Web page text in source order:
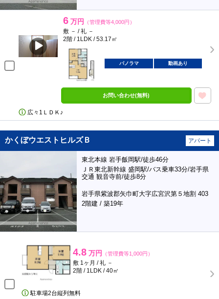
6 万円 （管理費等4,000円）
敷 － / 礼 －
2階 / 1LDK / 53.17㎡
パノラマ 動画あり
お問い合わせ(無料)
広々1ＬＤＫ♪
かくぼウエストヒルズＢ アパート
東北本線 岩手飯岡駅/徒歩46分
ＪＲ東北新幹線 盛岡駅/バス乗車33分/岩手県
交通 観音寺前/徒歩8分
岩手県紫波郡矢巾町大字広宮沢第５地割 403
2階建 / 築19年
4.8 万円 （管理費等1,000円）
敷 1ヶ月 / 礼 －
2階 / 1LDK / 40㎡
駐車場2台縦列無料